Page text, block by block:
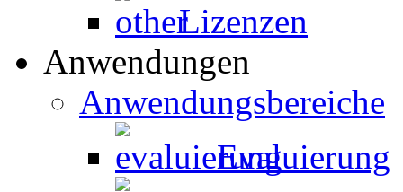
Lizenzen
Anwendungen
Anwendungsbereiche
Evaluierung